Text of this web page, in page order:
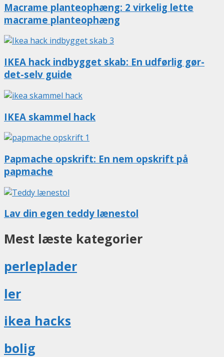
Macrame planteophæng: 2 virkelig lette
macrame planteophæng
IKEA hack indbygget skab: En udførlig gør-
det-selv guide
IKEA skammel hack
Papmache opskrift: En nem opskrift på
papmache
Lav din egen teddy lænestol
Mest læste kategorier
perleplader
ler
ikea hacks
bolig